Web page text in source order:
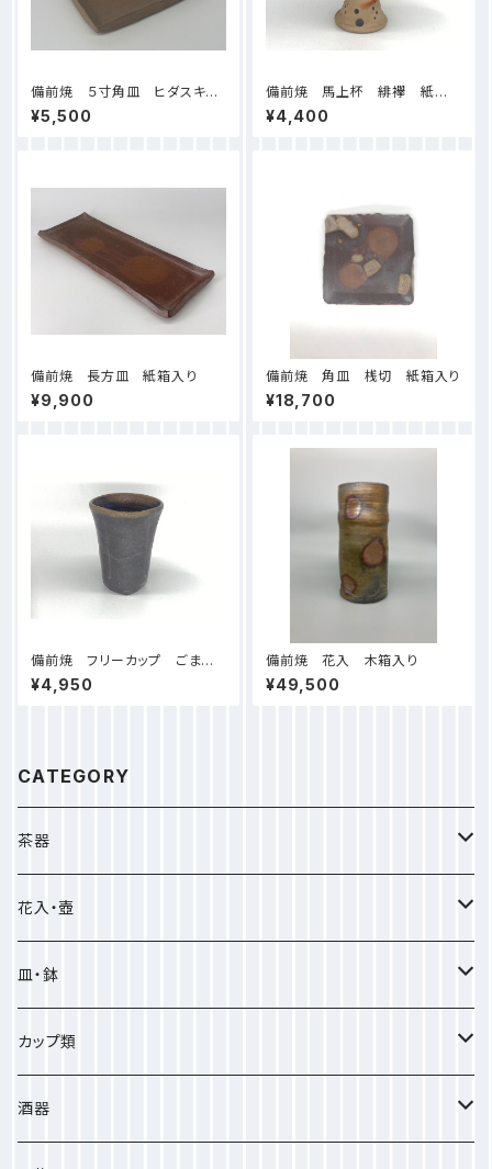
備前焼 ５寸角皿 ヒダスキ
（１） 紙箱入り
¥5,500
備前焼 馬上杯 緋襷 紙箱
入り
¥4,400
備前焼 長方皿 紙箱入り
¥9,900
備前焼 角皿 桟切 紙箱入り
¥18,700
備前焼 フリーカップ ごま
紙箱入り
¥4,950
備前焼 花入 木箱入り
¥49,500
CATEGORY
茶器
茶道具
抹茶盌
水指
急須
急須
宝瓶
湯呑
花入・壺
花入
壺
皿・鉢
皿
小皿
鉢
カップ類
ビアカップ
酒器